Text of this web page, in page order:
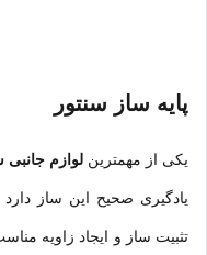
پایه ساز سنتور
یکی از مهمترینلوازم جانبی
یادگیری صحیح این ساز دارد
تثبیت ساز و ایجاد زاویه